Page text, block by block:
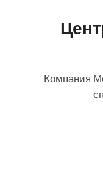
Компания